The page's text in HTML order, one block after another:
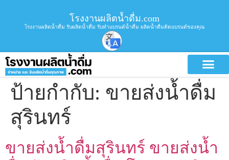
โรงงานผลิตน้ำดื่ม.com
โรงงานผลิตน้ำดื่ม รับผลิตน้ำดื่ม รับทำแบรนด์น้ำดื่ม ผลิตน้ำดื่มติดแบรนด์ของคุณ
ป้ายกำกับ: ขายส่งน้ำดื่ม
สุรินทร์
ขายส่งน้ำดื่มสุรินทร์ ขายส่งน้ำ